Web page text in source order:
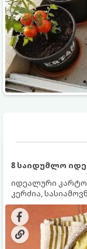
8 საიდუმლო
იდეალური
კერძია,
ფერით. მისი
არსებობს
იცოდეთ, რომ